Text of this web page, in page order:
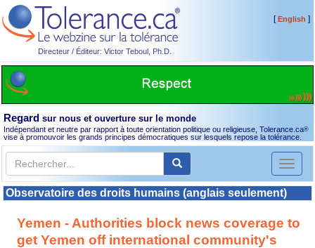
Directeur / Éditeur: Victor Teboul, Ph.D.
[English ]
Regard sur nous et ouverture sur le monde
Indépendant et neutre par rapport à toute orientation politique ou religieuse, Tolerance.ca®
vise à promouvoir les grands principes démocratiques sur lesquels repose la tolérance.
Toggle
Observatoire des droits humains (anglais seulement)
Yemen - Authorities block news coverage to
get Yemen off international community's